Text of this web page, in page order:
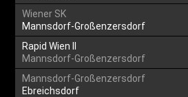
Wiener SK
Mannsdorf-Großenzersdorf
Rapid Wien II
Mannsdorf-Großenzersdorf
Mannsdorf-Großenzersdorf
Ebreichsdorf